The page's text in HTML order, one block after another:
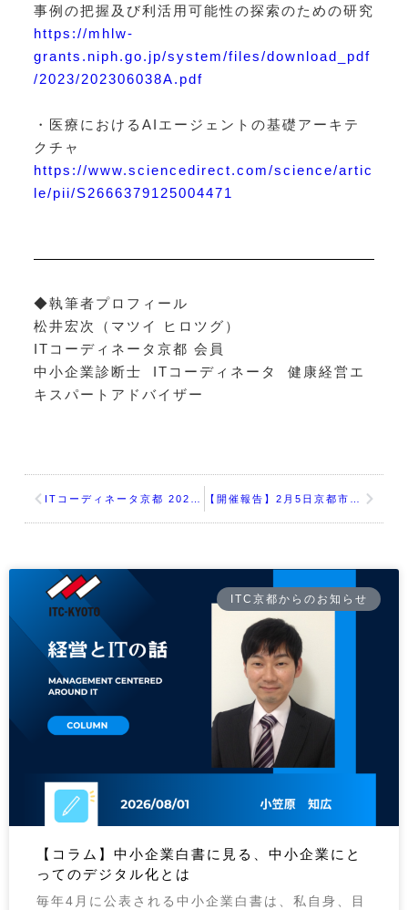
事例の把握及び利活用可能性の探索のための研究
https://mhlw-
grants.niph.go.jp/system/files/download_pdf
/2023/202306038A.pdf
・医療におけるAIエージェントの基礎アーキテ
クチャ
https://www.sciencedirect.com/science/artic
le/pii/S2666379125004471
◆執筆者プロフィール
松井宏次（マツイ ヒロツグ）
ITコーディネータ京都 会員
中小企業診断士 ITコーディネータ 健康経営エ
キスパートアドバイザー
ITC京都からのお知らせ
【コラム】中小企業白書に見る、中小企業にと
ってのデジタル化とは
毎年4月に公表される中小企業白書は、私自身、目